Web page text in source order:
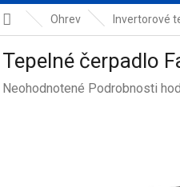
DomovOhrev Invertorové
Tepelné čerpadlo
Priemerné
Neohodnotené Podrobnosti